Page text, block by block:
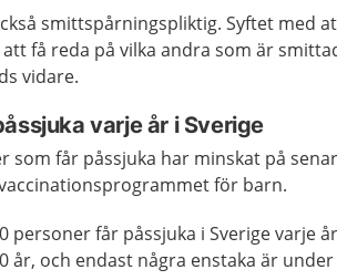
smittspårningspliktig. Syftet med
få reda på vilka andra som är
vidare.
varje år i Sverige
som får påssjuka har minskat på
för barn.
personer får påssjuka i Sverige varje
år, och endast några enstaka är under